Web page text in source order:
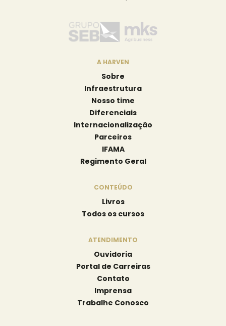
A HARVEN
Sobre
Infraestrutura
Nosso time
Diferenciais
Internacionalização
Parceiros
IFAMA
Regimento Geral
CONTEÚDO
Livros
Todos os cursos
ATENDIMENTO
Ouvidoria
Portal de Carreiras
Contato
Imprensa
Trabalhe Conosco